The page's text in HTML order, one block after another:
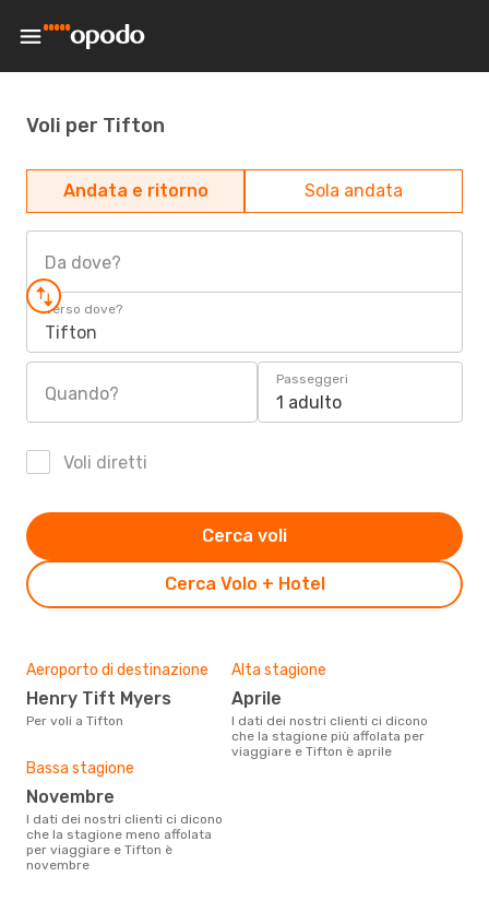
Voli per Tifton
Andata e ritorno Sola andata
Da dove?
Verso dove?
Tifton
Quando?
Passeggeri
1 adulto
Voli diretti
Cerca Volo + Hotel
Cerca voli
Aeroporto di destinazione
Henry Tift Myers
Per voli a Tifton
Alta stagione
aprile
I dati dei nostri clienti ci dicono
che la stagione più affolata per
viaggiare e Tifton è aprile
Bassa stagione
novembre
I dati dei nostri clienti ci dicono
che la stagione meno affolata
per viaggiare e Tifton è
novembre